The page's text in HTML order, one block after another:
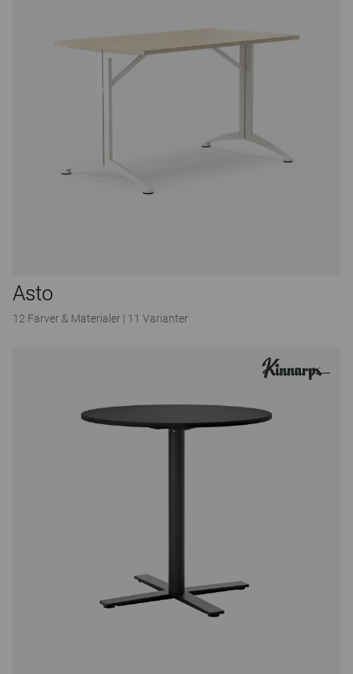
Asto
12 Farver & Materialer | 11 Varianter